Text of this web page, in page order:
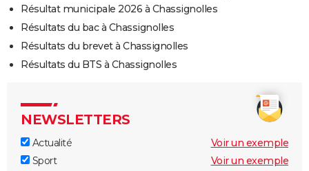
Résultat municipale 2026 à Chassignolles
Résultats du bac à Chassignolles
Résultats du brevet à Chassignolles
Résultats du BTS à Chassignolles
NEWSLETTERS
Actualité
Voir un exemple
Sport
Voir un exemple